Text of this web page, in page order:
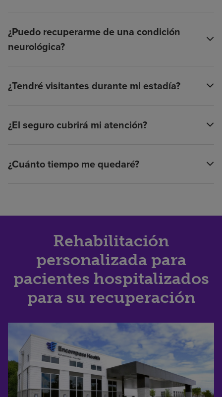
¿Puedo recuperarme de una condición
neurológica?
¿Tendré visitantes durante mi estadía?
¿El seguro cubrirá mi atención?
¿Cuánto tiempo me quedaré?
Rehabilitación
personalizada para
pacientes hospitalizados
para su recuperación